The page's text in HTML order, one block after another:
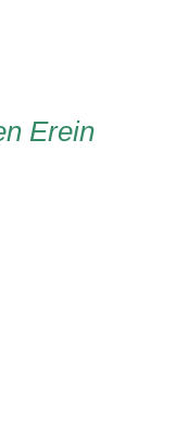
Erein